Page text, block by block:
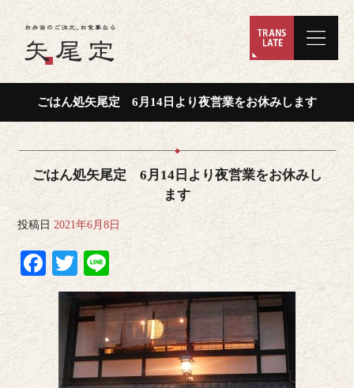
ごはん処矢尾定 6月14日より夜営業をお休みします
ごはん処矢尾定 6月14日より夜営業をお休みし
ます
投稿日 2021年6月8日
Facebook
Twitter
Line